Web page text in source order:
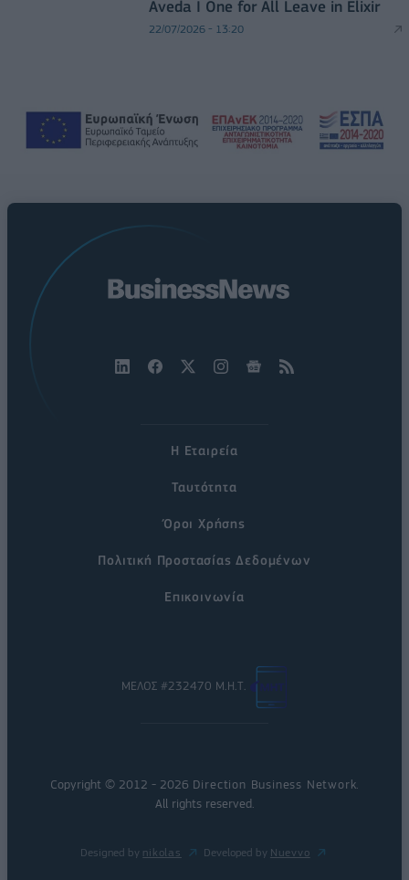
Aveda I One for All Leave in Elixir
22/07/2026 - 13:20
Η Εταιρεία
Ταυτότητα
Όροι Χρήσης
Πολιτική Προστασίας Δεδομένων
Επικοινωνία
ΜΕΛΟΣ #232470 Μ.Η.Τ.
Copyright © 2012 - 2026 Direction Business Network
All rights reserved.
Designed by nikolas Developed by Nuevvo